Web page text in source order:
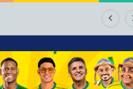
do Jacuípe